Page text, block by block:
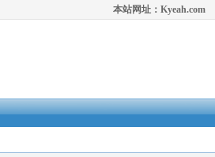
本站网址：Kyeah.com